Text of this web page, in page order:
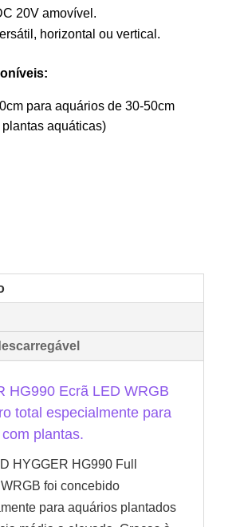
20V amovível.
horizontal ou vertical.
para aquários de 30-50cm
aquáticas)
HG990 Ecrã LED WRGB
total especialmente para
plantas.
HYGGER HG990 Full
foi concebido
para aquários plantados